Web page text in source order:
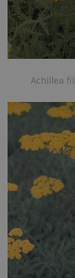
Achillea